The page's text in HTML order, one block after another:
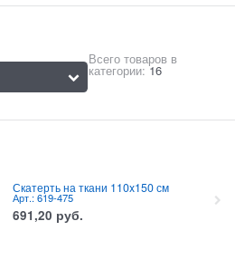
Всего товаров в
категории: 16
Скатерть на ткани 110x150 см
Арт.: 619-475
691,20 руб.